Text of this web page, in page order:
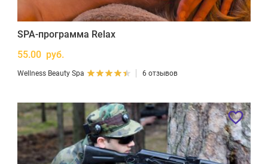
SPA-программа Relax
55.00 руб.
Wellness Beauty Spa 6 отзывов